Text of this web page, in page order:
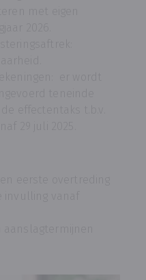
met eigen
2026.
er wordt
teneinde
effectentaks t.b.v.
29 juli 2025.
eerste overtreding
vanaf